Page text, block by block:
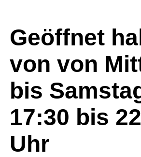
Geöffnet
von von
bis
17:30 bis
Uhr